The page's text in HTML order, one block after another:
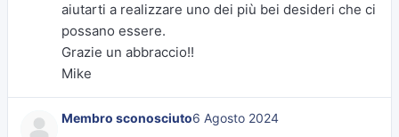
aiutarti a realizzare uno dei più bei desideri che ci
possano essere.
Grazie un abbraccio!!
Mike
Membro sconosciuto6 Agosto 2024